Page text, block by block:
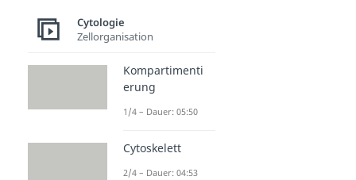
Cytologie
Zellorganisation
Kompartimenti
erung
1/4 – Dauer: 05:50
Cytoskelett
2/4 – Dauer: 04:53